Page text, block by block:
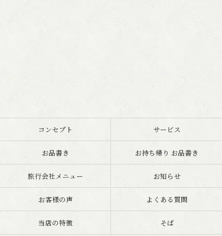
コンセプト サービス
お品書き お持ち帰り お品書き
旅行会社メニュー お知らせ
お客様の声 よくある質問
当店の特徴 そば